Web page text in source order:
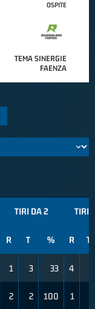
OSPITE
TEMA SINERGIE
FAENZA
TIRI DA 2 TIRI
R T % R T
1 3 33 4
2 2 100 1